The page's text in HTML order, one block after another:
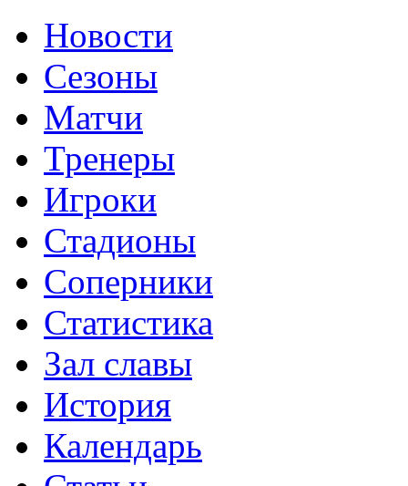
Новости
Сезоны
Матчи
Тренеры
Игроки
Стадионы
Соперники
Статистика
Зал славы
История
Календарь